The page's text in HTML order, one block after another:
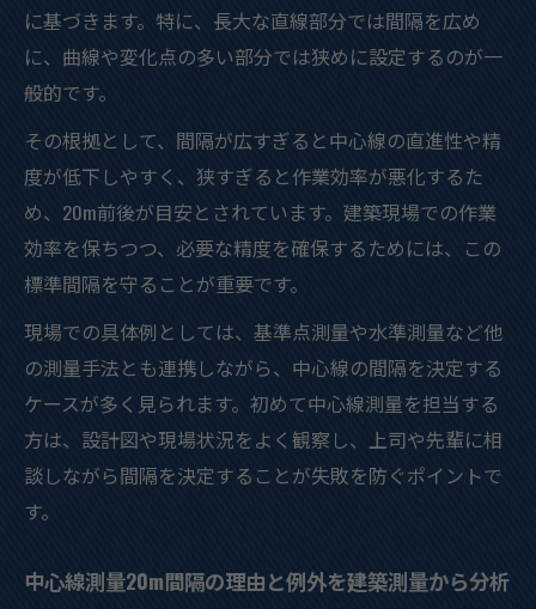
に基づきます。特に、長大な直線部分では間隔を広め
に、曲線や変化点の多い部分では狭めに設定するのが一
般的です。
その根拠として、間隔が広すぎると中心線の直進性や精
度が低下しやすく、狭すぎると作業効率が悪化するた
め、20m前後が目安とされています。建築現場での作業
効率を保ちつつ、必要な精度を確保するためには、この
標準間隔を守ることが重要です。
現場での具体例としては、基準点測量や水準測量など他
の測量手法とも連携しながら、中心線の間隔を決定する
ケースが多く見られます。初めて中心線測量を担当する
方は、設計図や現場状況をよく観察し、上司や先輩に相
談しながら間隔を決定することが失敗を防ぐポイントで
す。
中心線測量20m間隔の理由と例外を建築測量から分析